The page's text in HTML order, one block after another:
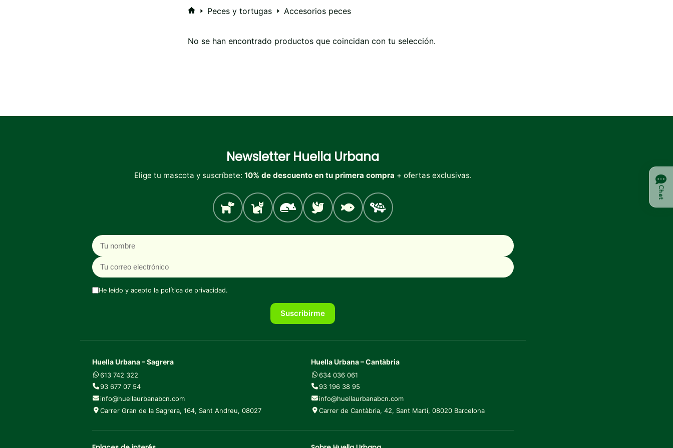
Peces y tortugas Accesorios peces
No se han encontrado productos que coincidan con tu selección.
NewsletterHuella Urbana
Elige tu mascota y suscríbete: 10% de descuento en tu primera compra + ofertas exclusivas.
Perro Gato RoedoresAves Peces Tortugas
Nombre
Correo electrónico
He leído y acepto la política de privacidad.
Suscribirme
Huella Urbana – Sagrera
613 742 322
93 677 07 54
info@huellaurbanabcn.com
Carrer Gran de la Sagrera, 164, Sant Andreu, 08027
Huella Urbana – Cantàbria
634 036 061
93 196 38 95
info@huellaurbanabcn.com
Carrer de Cantàbria, 42, Sant Martí, 08020 Barcelona
Chat